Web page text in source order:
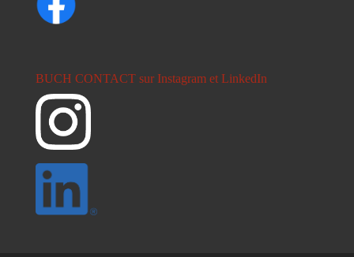
BUCH CONTACT sur Instagram et LinkedIn